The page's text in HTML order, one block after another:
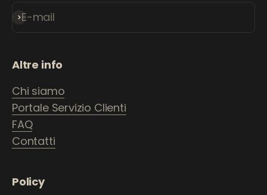
E-mail
Iscriviti alla newsletter
Altre info
Chi siamo
Portale Servizio Clienti
FAQ
Contatti
Policy